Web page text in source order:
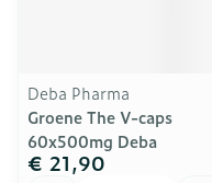
Deba Pharma
Groene The V-caps
60x500mg Deba
€ 21,90